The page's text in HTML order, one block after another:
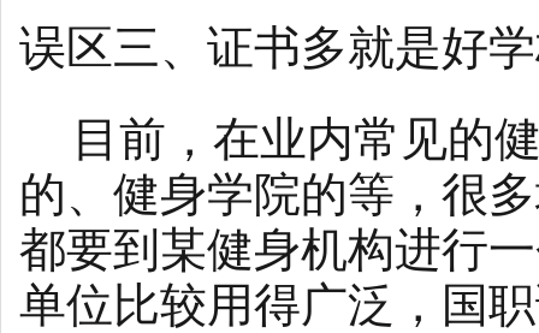
误区三、证书多就是好
目前，在业内常见的
的、健身学院的等，很
都要到某健身机构进行
单位比较用得广泛，国